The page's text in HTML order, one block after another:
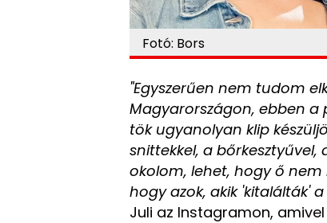
Fotó: Bors
"Egyszerűen nem tudom
Magyarországon, ebben a
tök ugyanolyan klip
snittekkel, a
okolom, lehet, hogy ő
hogy azok, akik 'kitalálták'
Juli az Instagramon,